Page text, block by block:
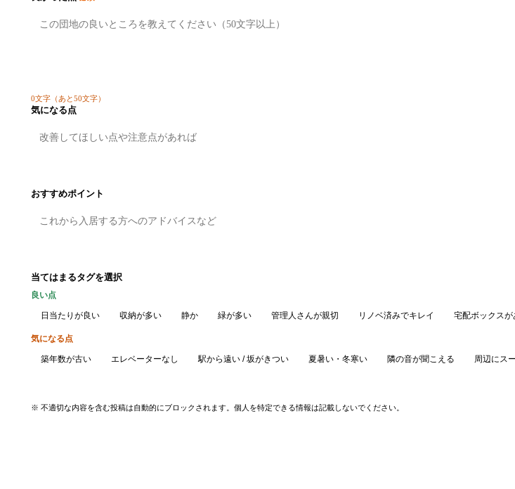
0文字 （あと50文字）
気になる点
おすすめポイント
当てはまるタグを選択
良い点
日当たりが良い 収納が多い 静か 緑が多い 管理人さんが親切 リノベ済みでキレイ 宅配ボックスが
気になる点
築年数が古い エレベーターなし 駅から遠い / 坂がきつい 夏暑い・冬寒い 隣の音が聞こえる 周辺にス
※ 不適切な内容を含む投稿は自動的にブロックされます。個人を特定できる情報は記載しないでください。